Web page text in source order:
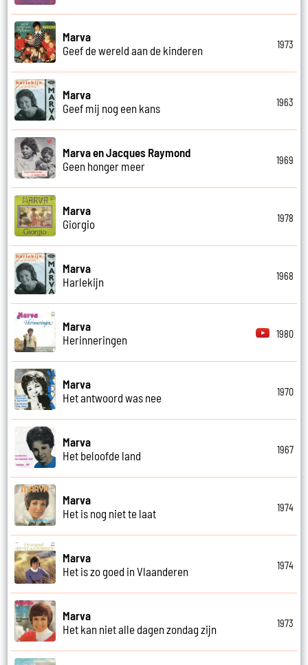
Marva
Geef de wereld aan de kinderen
1973
Marva
Geef mij nog een kans
1963
Marva en Jacques Raymond
Geen honger meer
1969
Marva
Giorgio
1978
Marva
Harlekijn
1968
Marva
Herinneringen
1980
Marva
Het antwoord was nee
1970
Marva
Het beloofde land
1967
Marva
Het is nog niet te laat
1974
Marva
Het is zo goed in Vlaanderen
1974
Marva
Het kan niet alle dagen zondag zijn
1973